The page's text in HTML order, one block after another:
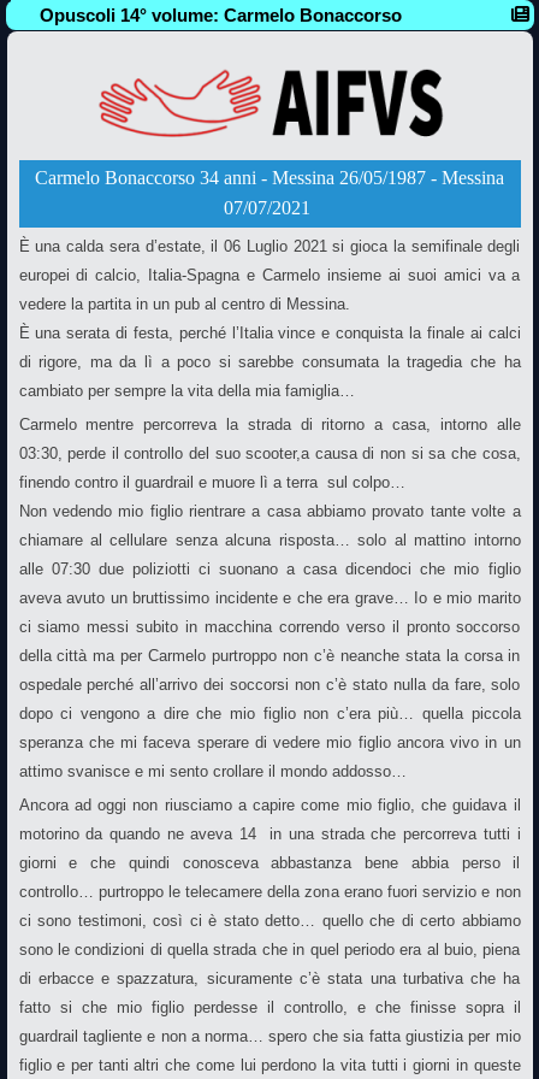
Opuscoli 14° volume: Carmelo Bonaccorso
Carmelo Bonaccorso 34 anni - Messina 26/05/1987 - Messina
07/07/2021
È una calda sera d’estate, il 06 Luglio 2021 si gioca la semifinale degli
europei di calcio, Italia-Spagna e Carmelo insieme ai suoi amici va a
vedere la partita in un pub al centro di Messina.
È una serata di festa, perché l’Italia vince e conquista la finale ai calci
di rigore, ma da lì a poco si sarebbe consumata la tragedia che ha
cambiato per sempre la vita della mia famiglia…
Carmelo mentre percorreva la strada di ritorno a casa, intorno alle
03:30, perde il controllo del suo scooter,a causa di non si sa che cosa,
finendo contro il guardrail e muore lì a terra sul colpo…
Non vedendo mio figlio rientrare a casa abbiamo provato tante volte a
chiamare al cellulare senza alcuna risposta… solo al mattino intorno
alle 07:30 due poliziotti ci suonano a casa dicendoci che mio figlio
aveva avuto un bruttissimo incidente e che era grave… Io e mio marito
ci siamo messi subito in macchina correndo verso il pronto soccorso
della città ma per Carmelo purtroppo non c’è neanche stata la corsa in
ospedale perché all’arrivo dei soccorsi non c’è stato nulla da fare, solo
dopo ci vengono a dire che mio figlio non c’era più… quella piccola
speranza che mi faceva sperare di vedere mio figlio ancora vivo in un
attimo svanisce e mi sento crollare il mondo addosso…
Ancora ad oggi non riusciamo a capire come mio figlio, che guidava il
motorino da quando ne aveva 14 in una strada che percorreva tutti i
giorni e che quindi conosceva abbastanza bene abbia perso il
controllo… purtroppo le telecamere della zona erano fuori servizio e non
ci sono testimoni, così ci è stato detto… quello che di certo abbiamo
sono le condizioni di quella strada che in quel periodo era al buio, piena
di erbacce e spazzatura, sicuramente c’è stata una turbativa che ha
fatto si che mio figlio perdesse il controllo, e che finisse sopra il
guardrail tagliente e non a norma… spero che sia fatta giustizia per mio
figlio e per tanti altri che come lui perdono la vita tutti i giorni in queste